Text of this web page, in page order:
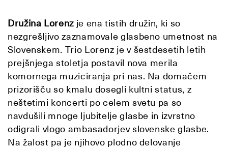
Družina Lorenzje ena tistih družin, ki so
nezgrešljivo zaznamovale glasbeno umetnost na
Slovenskem. Trio Lorenz je v šestdesetih letih
prejšnjega stoletja postavil nova merila
komornega muziciranja pri nas. Na domačem
prizorišču so kmalu dosegli kultni status, z
neštetimi koncerti po celem svetu pa so
navdušili mnoge ljubitelje glasbe in izvrstno
odigrali vlogo ambasadorjev slovenske glasbe.
Na žalost pa je njihovo plodno delovanje